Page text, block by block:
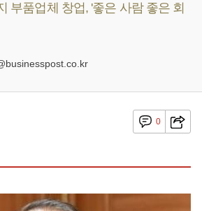
부품업체 창업, '좋은 사람 좋은 회
0